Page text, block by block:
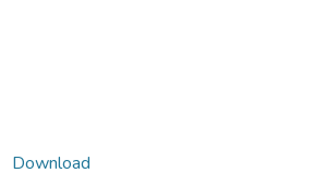
Download